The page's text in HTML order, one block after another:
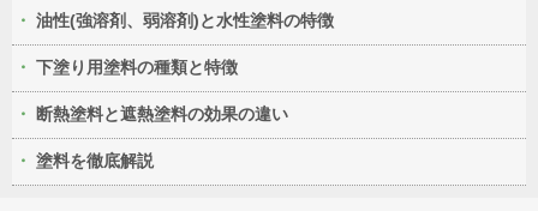
油性(強溶剤、弱溶剤)と水性塗料の特徴
下塗り用塗料の種類と特徴
断熱塗料と遮熱塗料の効果の違い
塗料を徹底解説